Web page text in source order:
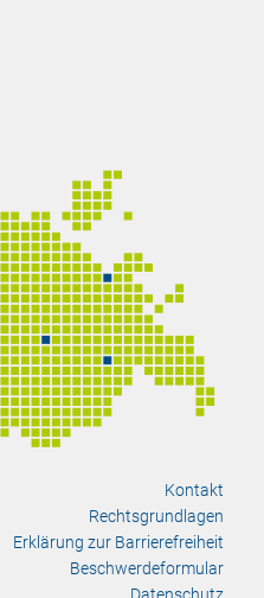
Kontakt
Rechtsgrundlagen
Erklärung zur Barrierefreiheit
Beschwerdeformular
Datenschutz